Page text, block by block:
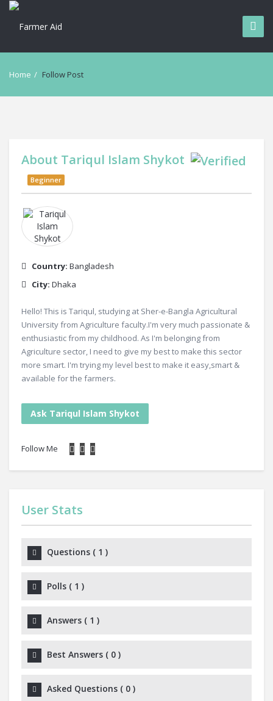
Home / Follow Post
About Tariqul Islam Shykot
Beginner
Country: Bangladesh
City: Dhaka
Hello! This is Tariqul, studying at Sher-e-Bangla Agricultural
University from Agriculture faculty.I'm very much passionate &
enthusiastic from my childhood. As I'm belonging from
Agriculture sector, I need to give my best to make this sector
more smart. I'm trying my level best to make it easy,smart &
available for the farmers.
Ask Tariqul Islam Shykot
Follow Me
User Stats
Questions ( 1 )
Polls ( 1 )
Answers ( 1 )
Best Answers ( 0 )
Asked Questions ( 0 )